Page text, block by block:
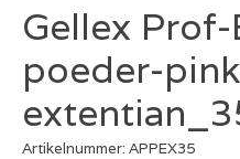
Gellex
poeder-
Artikelnummer: APPEX35